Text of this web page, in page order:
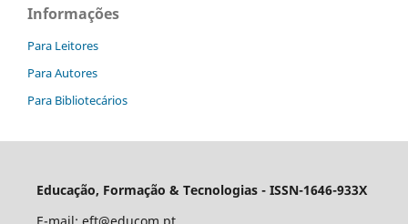
Informações
Para Leitores
Para Autores
Para Bibliotecários
Educação, Formação & Tecnologias - ISSN-1646-933X
E-mail: eft@educom.pt